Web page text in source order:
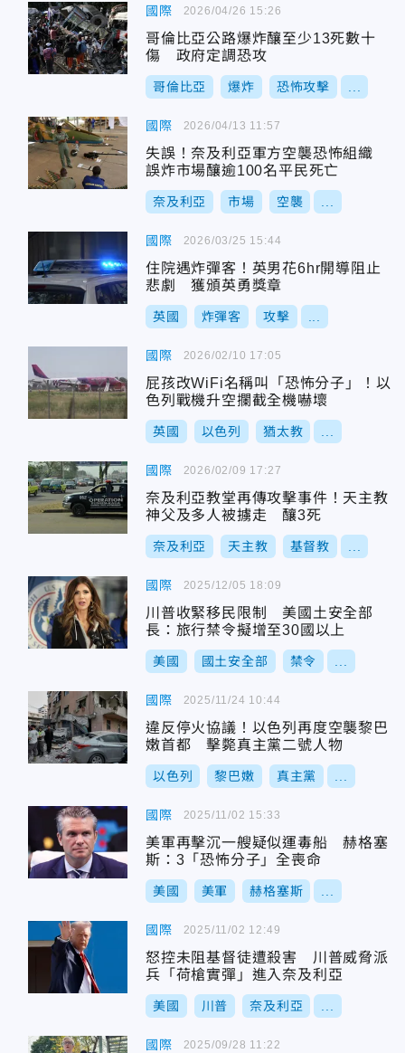
國際
哥倫比亞公路爆炸釀至少13死數十
傷 政府定調恐攻
哥倫比亞 爆炸 恐怖攻擊
2026/04/26 15:26
國際
失誤！奈及利亞軍方空襲恐怖組織
誤炸市場釀逾100名平民死亡
奈及利亞 市場 空襲
2026/04/13 11:57
國際
住院遇炸彈客！英男花6hr開導阻止
悲劇 獲頒英勇獎章
英國 炸彈客 攻擊
2026/03/25 15:44
國際
屁孩改WiFi名稱叫「恐怖分子」！以
色列戰機升空攔截全機嚇壞
英國 以色列 猶太教
2026/02/10 17:05
國際
奈及利亞教堂再傳攻擊事件！天主教
神父及多人被擄走 釀3死
奈及利亞 天主教 基督教
2026/02/09 17:27
國際
川普收緊移民限制 美國土安全部
長：旅行禁令擬增至30國以上
美國 國土安全部 禁令
2025/12/05 18:09
國際
違反停火協議！以色列再度空襲黎巴
嫩首都 擊斃真主黨二號人物
以色列 黎巴嫩 真主黨
2025/11/24 10:44
國際
美軍再擊沉一艘疑似運毒船 赫格塞
斯：3「恐怖分子」全喪命
美國 美軍 赫格塞斯
2025/11/02 15:33
國際
怒控未阻基督徒遭殺害 川普威脅派
兵「荷槍實彈」進入奈及利亞
美國 川普 奈及利亞
2025/11/02 12:49
國際 2025/09/28 11:22